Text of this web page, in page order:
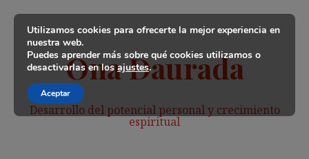
contenido
Ona Daurada
Desarrollo del potencial personal y crecimiento
espiritual
Utilizamos cookies para ofrecerte la mejor experiencia en
nuestra web.
Puedes aprender más sobre qué cookies utilizamos o
desactivarlas en losajustes.
Aceptar